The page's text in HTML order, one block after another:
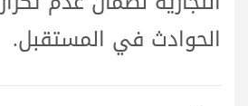
الحوادث في المستقبل.